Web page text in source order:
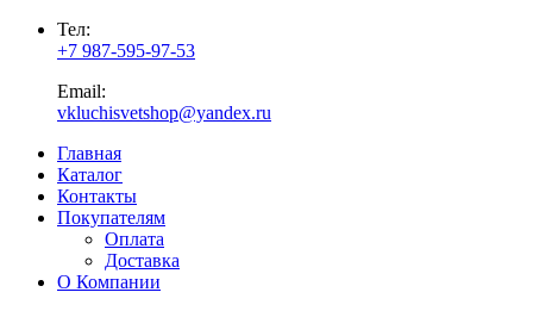
Тел:
+7 987-595-97-53
Email:
vkluchisvetshop@yandex.ru
Главная
Каталог
Контакты
Покупателям
Оплата
Доставка
О Компании